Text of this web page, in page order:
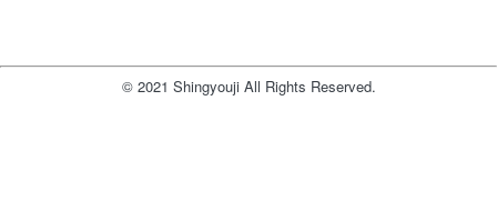
© 2021 Shingyouji All Rights Reserved.